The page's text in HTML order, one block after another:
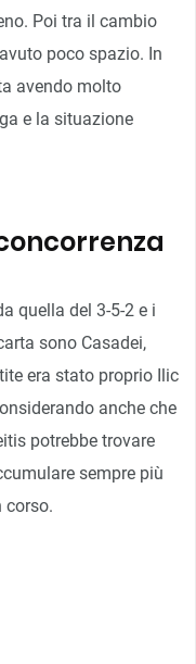
Poi tra il cambio
poco spazio. In
avendo molto
e la situazione
quella del 3-5-2 e i
sono Casadei,
era stato proprio Ilic
anche che
potrebbe trovare
sempre più
corso.